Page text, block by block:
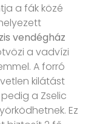
a fák közé
vendégház
a vadvízi
A forró
kilátást
a Zselic
Ez